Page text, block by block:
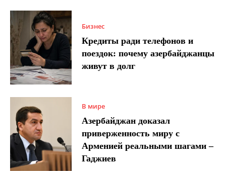
Бизнес
Кредиты ради телефонов и
поездок: почему азербайджанцы
живут в долг
В мире
Азербайджан доказал
приверженность миру с
Арменией реальными шагами –
Гаджиев